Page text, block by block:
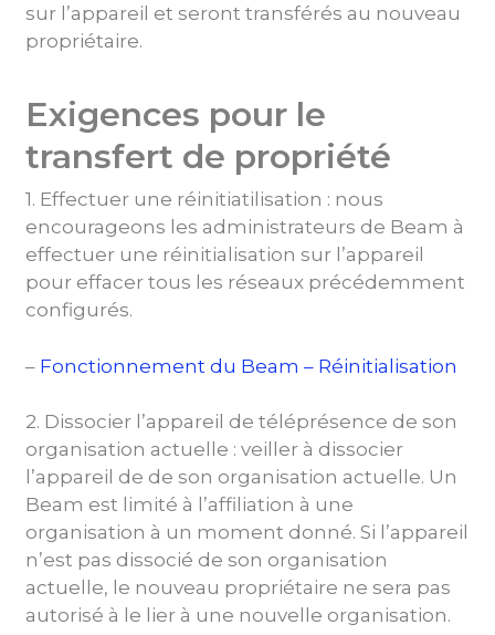
sur l’appareil et seront transférés au nouveau
propriétaire.
Exigences pour le
transfert de propriété
1. Effectuer une réinitiatilisation : nous
encourageons les administrateurs de Beam à
effectuer une réinitialisation sur l’appareil
pour effacer tous les réseaux précédemment
configurés.
– Fonctionnement du Beam – Réinitialisation
2. Dissocier l’appareil de téléprésence de son
organisation actuelle : veiller à dissocier
l’appareil de de son organisation actuelle. Un
Beam est limité à l’affiliation à une
organisation à un moment donné. Si l’appareil
n’est pas dissocié de son organisation
actuelle, le nouveau propriétaire ne sera pas
autorisé à le lier à une nouvelle organisation.